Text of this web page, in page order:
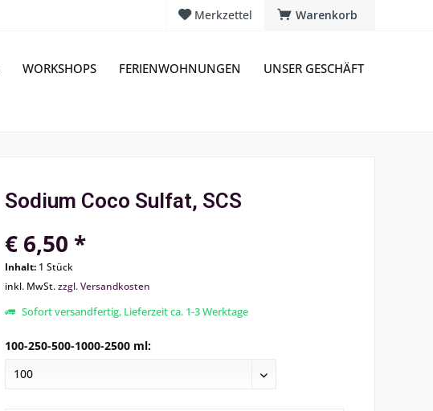
Warenkorb
Merkzettel
WORKSHOPS FERIENWOHNUNGEN UNSER GESCHÄFT
Sodium Coco Sulfat, SCS
€ 6,50 *
Inhalt: 1 Stück
inkl. MwSt.zzgl. Versandkosten
Sofort versandfertig, Lieferzeit ca. 1-3 Werktage
100-250-500-1000-2500 ml: